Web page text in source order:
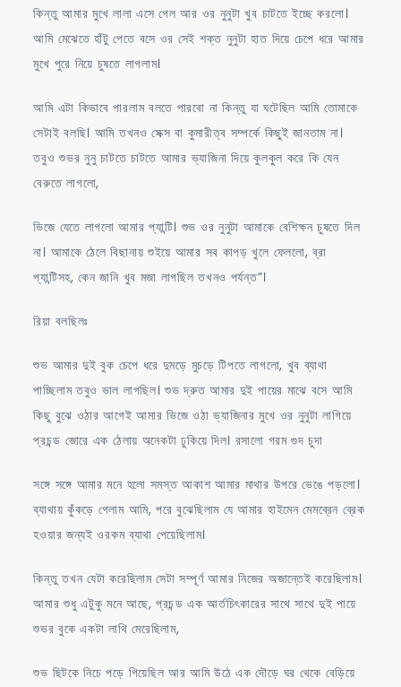
কিন্তু আমার মুখে লালা এসে গেল আর ওর নুনুটা খুব চাটতে ইচ্ছে করলো।
আমি মেঝেতে হাঁটু পেতে বসে ওর সেই শক্ত নুনুটা হাত দিয়ে চেপে ধরে আমার
মুখে পুরে নিয়ে চুষতে লাগলাম।
আমি এটা কিভাবে পারলাম বলতে পারবো না কিন্তু যা ঘটেছিল আমি তোমাকে
সেটাই বলছি। আমি তখনও সেক্স বা কুমারীত্ব সম্পর্কে কিছুই জানতাম না।
তবুও শুভর নুনু চাটতে চাটতে আমার ভ্যাজিনা দিয়ে কুলকুল করে কি যেন
বেরুতে লাগলো,
ভিজে যেতে লাগলো আমার প্যান্টি। শুভ ওর নুনুটা আমাকে বেশিক্ষন চুষতে দিল
না। আমাকে ঠেলে বিছানায় শুইয়ে আমার সব কাপড় খুলে ফেললো, ব্রা
প্যান্টিসহ, কেন জানি খুব মজা লাগছিল তখনও পর্যন্ত”।
রিয়া বলছিলঃ
শুভ আমার দুই বুক চেপে ধরে দুমড়ে মুচড়ে টিপতে লাগলো, খুব ব্যাথা
পাচ্ছিলাম তবুও ভাল লাগছিল। শুভ দ্রুত আমার দুই পায়ের মাঝে বসে আমি
কিছু বুঝে ওঠার আগেই আমার ভিজে ওঠা ভ্যাজিনার মুখে ওর নুনুটা লাগিয়ে
প্রচন্ড জোরে এক ঠেলায় অনেকটা ঢুকিয়ে দিল। রসালো গরম গুদ চুদা
সঙ্গে সঙ্গে আমার মনে হলো সমস্ত আকাশ আমার মাথার উপরে ভেঙে পড়লো।
ব্যাথায় কুঁকড়ে গেলাম আমি, পরে বুঝেছিলাম যে আমার হাইমেন মেমব্রেন ব্রেক
হওয়ার জন্যই ওরকম ব্যাথা পেয়েছিলাম।
কিন্তু তখন যেটা করেছিলাম সেটা সম্পূর্ণ আমার নিজের অজান্তেই করেছিলাম।
আমার শুধু এটুকু মনে আছে, প্রচন্ড এক আর্তচিৎকারের সাথে সাথে দুই পায়ে
শুভর বুকে একটা লাথি মেরেছিলাম,
শুভ ছিটকে নিচে পড়ে গিয়েছিল আর আমি উঠে এক দৌড়ে ঘর থেকে বেড়িয়ে